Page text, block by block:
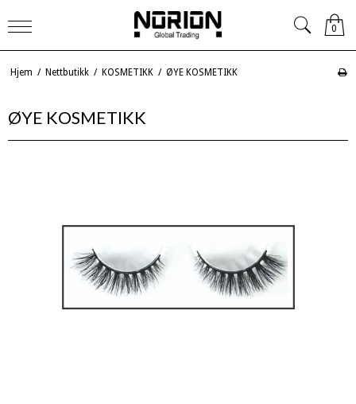
0
Hjem / Nettbutikk / KOSMETIKK / ØYE KOSMETIKK
ØYE KOSMETIKK